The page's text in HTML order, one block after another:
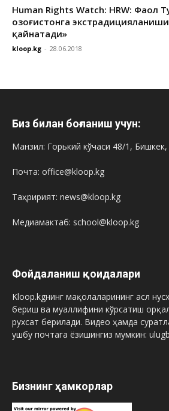
Human Rights Watch: HRW: Фаол
Қозоғистонга
қайнатади»
kloop.kg - 28.06.2018
Биз билан боғланиш учун:
Манзил: Горький кўчаси 48/1, Бишкек,
Почта: office@kloop.kg
Таҳририят: news@kloop.kg
Медиамактаб: school@kloop.kg
Фойдаланиш қоидалари
Kloop.kgнинг мақолаларининг асл
бериш ва муаллифини кўрсатиш
рухсат берилади. Видео ҳамда
ушбу почтага ёзишингиз мумкин:
Бизнинг ҳамкорлар